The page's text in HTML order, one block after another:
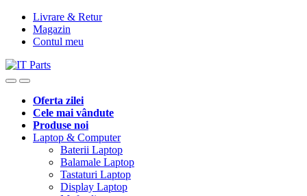
Livrare & Retur
Magazin
Contul meu
Oferta zilei
Cele mai vândute
Produse noi
Laptop & Computer
Baterii Laptop
Balamale Laptop
Tastaturi Laptop
Display Laptop